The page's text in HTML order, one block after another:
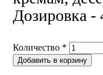
Дозировка -
Количество *